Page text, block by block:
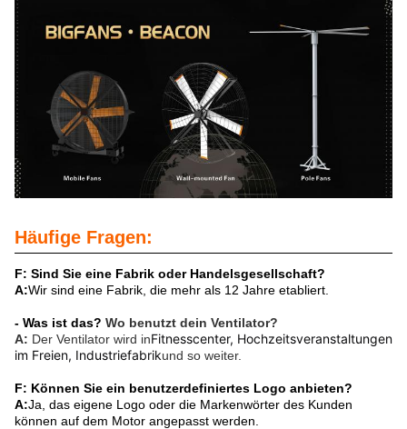
Häufige Fragen:
F: Sind Sie eine Fabrik oder Handelsgesellschaft?
A:Wir sind eine Fabrik, die mehr als 12 Jahre etabliert.
- Was ist das? Wo benutzt dein Ventilator?
A: Der Ventilator wird inFitnesscenter, Hochzeitsveranstaltungen
im Freien, Industriefabrikund so weiter.
F: Können Sie ein benutzerdefiniertes Logo anbieten?
A:Ja, das eigene Logo oder die Markenwörter des Kunden
können auf dem Motor angepasst werden.